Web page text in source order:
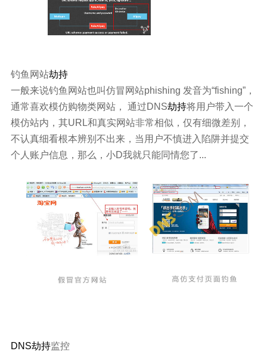
钓鱼网站劫持
一般来说钓鱼网站也叫仿冒网站phishing 发音为“fishing”，
通常喜欢模仿购物类网站， 通过DNS劫持将用户带入一个
模仿站内，其URL和真实网站非常相似，仅有细微差别，
不认真细看根本辨别不出来，当用户不慎进入陷阱并提交
个人账户信息，那么，小D我就只能同情您了...
DNS劫持监控